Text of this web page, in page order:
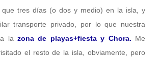
que tres días (o dos y medio) en la isla, y
transporte privado, por lo que nuestra
la zona de playas+fiesta y Chora. Me
el resto de la isla, obviamente, pero